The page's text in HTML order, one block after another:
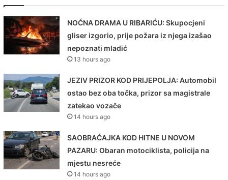
NOĆNA DRAMA U RIBARIĆU: Skupocjeni
gliser izgorio, prije požara iz njega izašao
nepoznati mladić
13 hours ago
JEZIV PRIZOR KOD PRIJEPOLJA: Automobil
ostao bez oba točka, prizor sa magistrale
zatekao vozače
14 hours ago
SAOBRAĆAJKA KOD HITNE U NOVOM
PAZARU: Obaran motociklista, policija na
mjestu nesreće
14 hours ago